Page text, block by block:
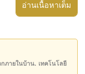
วยความสะดวกส่วน
าหรือห้องอบไอน้ำ,
อ่านเนื้อหาเต็ม
ภายในบ้าน. เทคโนโลยี